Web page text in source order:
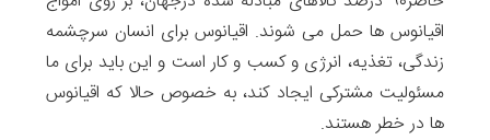
اقیانوس ها حمل می شوند. اقیانوس برای انسان سرچشمه
زندگی، تغذیه، انرژی و کسب و کار است و این باید برای ما
مسئولیت مشترکی ایجاد کند، به خصوص حالا که اقیانوس
ها در خطر هستند.